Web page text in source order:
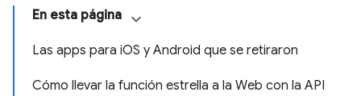
En esta página
Las apps para iOS y Android que se retiraron
Cómo llevar la función estrella a la Web con la API